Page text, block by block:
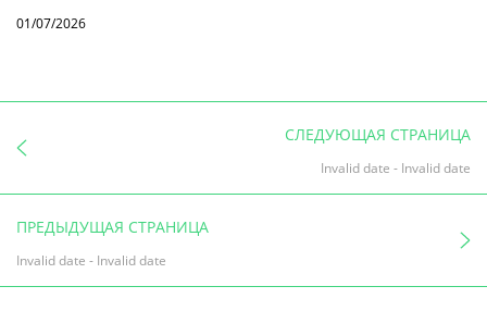
01/07/2026
СЛЕДУЮЩАЯ СТРАНИЦА
Invalid date - Invalid date
ПРЕДЫДУЩАЯ СТРАНИЦА
Invalid date - Invalid date